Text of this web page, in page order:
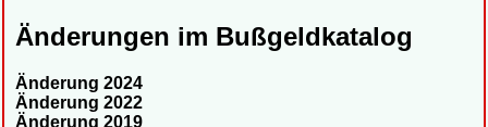
Änderungen im Bußgeldkatalog
Änderung 2024
Änderung 2022
Änderung 2019